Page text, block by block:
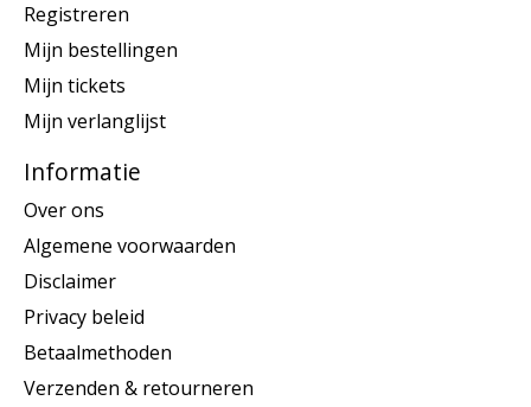
Registreren
Mijn bestellingen
Mijn tickets
Mijn verlanglijst
Informatie
Over ons
Algemene voorwaarden
Disclaimer
Privacy beleid
Betaalmethoden
Verzenden & retourneren